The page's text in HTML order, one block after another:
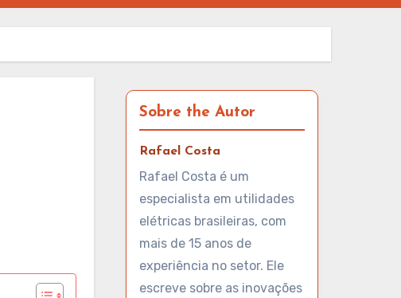
Sobre the Autor
Rafael Costa
Rafael Costa é um
especialista em utilidades
elétricas brasileiras, com
mais de 15 anos de
experiência no setor. Ele
escreve sobre as inovações